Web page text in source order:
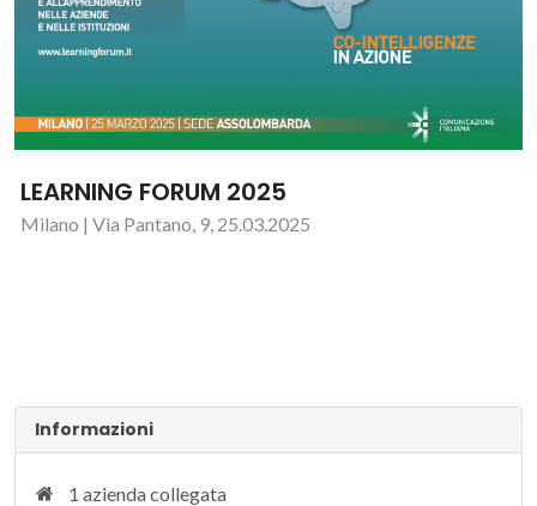
LEARNING FORUM 2025
Milano | Via Pantano, 9, 25.03.2025
Informazioni
1 azienda collegata